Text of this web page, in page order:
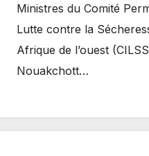
Ministres du Comité
Lutte contre la
Afrique de l’ouest
Nouakchott…